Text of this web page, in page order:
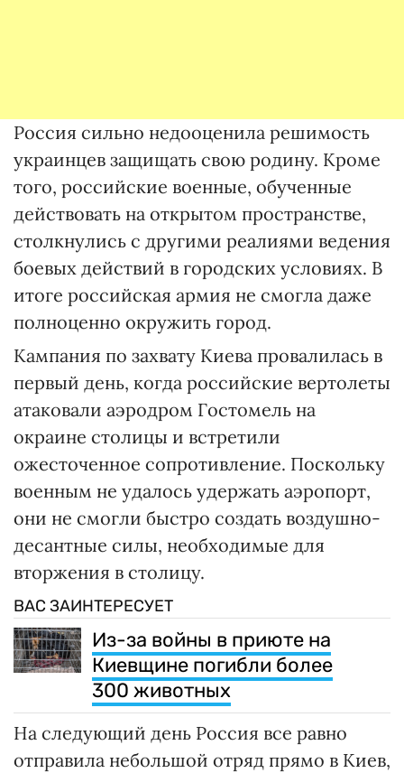
Россия сильно недооценила решимость
украинцев защищать свою родину. Кроме
того, российские военные, обученные
действовать на открытом пространстве,
столкнулись с другими реалиями ведения
боевых действий в городских условиях. В
итоге российская армия не смогла даже
полноценно окружить город.
Кампания по захвату Киева провалилась в
первый день, когда российские вертолеты
атаковали аэродром Гостомель на
окраине столицы и встретили
ожесточенное сопротивление. Поскольку
военным не удалось удержать аэропорт,
они не смогли быстро создать воздушно-
десантные силы, необходимые для
вторжения в столицу.
ВАС ЗАИНТЕРЕСУЕТ
Из-за войны в приюте на
Киевщине погибли более
300 животных
На следующий день Россия все равно
отправила небольшой отряд прямо в Киев,